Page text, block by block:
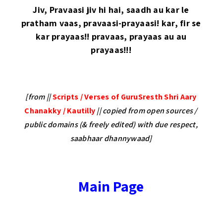
Jiv, Pravaasi jiv hi hai, saadh au kar le
pratham vaas, pravaasi-prayaasi! kar, fir se
kar prayaas!! pravaas, prayaas au au
prayaas!!!
[from ||Scripts / Verses of GuruSresth Shri Aary
Chanakky / Kautilly|| copied from open sources /
public domains (& freely edited) with due respect,
saabhaar dhannywaad]
Main Page